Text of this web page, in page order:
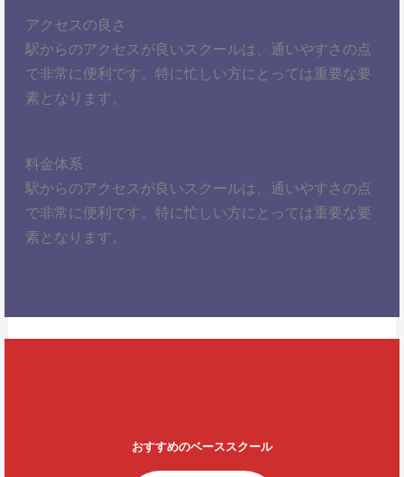
アクセスの良さ
駅からのアクセスが良いスクールは、通いやすさの点
で非常に便利です。特に忙しい方にとっては重要な要
素となります。
料金体系
駅からのアクセスが良いスクールは、通いやすさの点
で非常に便利です。特に忙しい方にとっては重要な要
素となります。
おすすめのベーススクール